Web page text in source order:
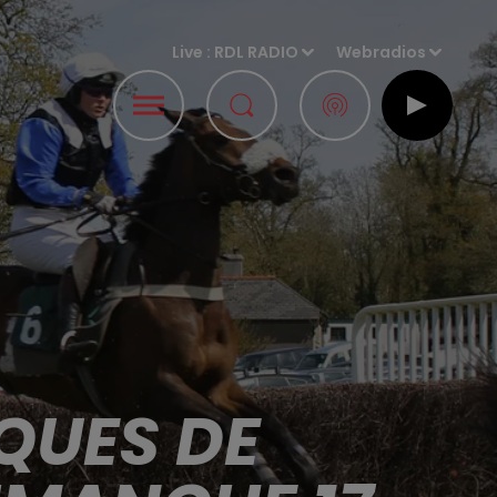
Live : RDL RADIO Webradios
DE